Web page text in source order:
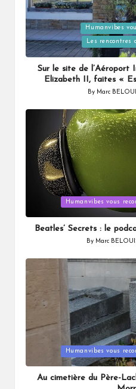
Posted
in
Humanvibes
Les rencontres
Sur le site de l’Aéroport
Elizabeth II, faites «
Posted
By Marc
Humanvibes vous
Beatles’ Secrets : le
Posted
By Marc
Humanvibes vous
Au cimetière du Père-